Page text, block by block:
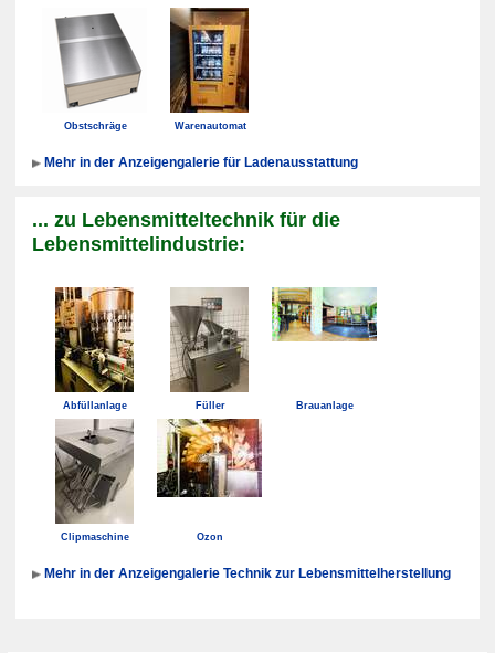
Obstschräge Warenautomat
Mehr in der Anzeigengalerie für Ladenausstattung
... zu Lebensmitteltechnik für die
Lebensmittelindustrie:
Abfüllanlage Füller Brauanlage
Clipmaschine Ozon
Mehr in der Anzeigengalerie Technik zur Lebensmittelherstellung